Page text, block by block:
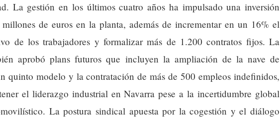
La gestión en los últimos cuatro años ha impulsado una inversión
de euros en la planta, además de incrementar en un 16% el
de los trabajadores y formalizar más de 1.200 contratos fijos. La
aprobó plans futuros que incluyen la ampliación de la nave de
quinto modelo y la contratación de más de 500 empleos indefinidos,
el liderazgo industrial en Navarra pese a la incertidumbre global
La postura sindical apuesta por la cogestión y el diálogo